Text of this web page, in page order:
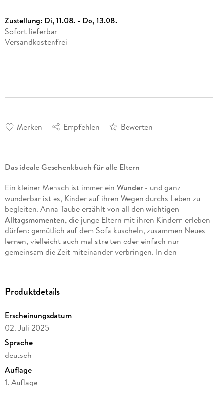
Zustellung: Di, 11.08. - Do, 13.08.
Sofort lieferbar
Versandkostenfrei
Merken Empfehlen Bewerten
Das ideale Geschenkbuch für alle Eltern
Ein kleiner Mensch ist immer ein Wunder - und ganz
wunderbar ist es, Kinder auf ihren Wegen durchs Leben zu
begleiten. Anna Taube erzählt von all den wichtigen
Alltagsmomenten,die junge Eltern mit ihren Kindern erleben
dürfen: gemütlich auf dem Sofa kuscheln, zusammen Neues
lernen, vielleicht auch mal streiten oder einfach nur
gemeinsam die Zeit miteinander verbringen. In den
Produktdetails
Erscheinungsdatum
02. Juli 2025
Sprache
deutsch
Auflage
1. Auflage